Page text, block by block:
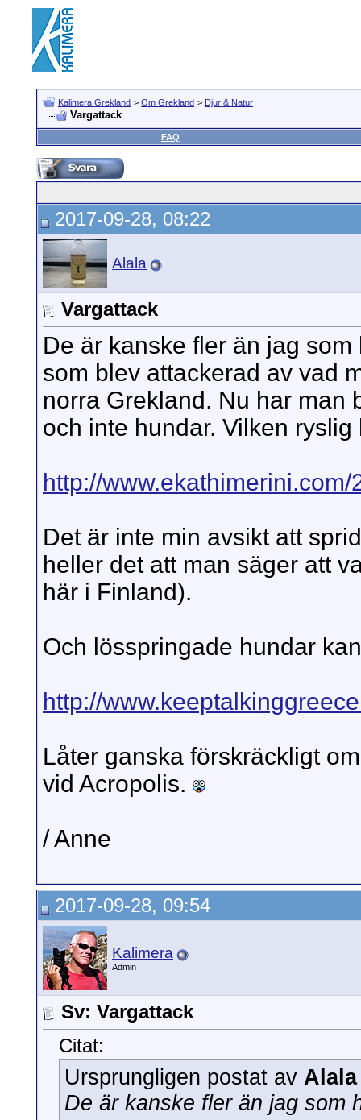
Kalimera Grekland > Om Grekland > Djur & Natur
Vargattack
FAQ
2017-09-28, 08:22
Alala
Vargattack
De är kanske fler än jag
som blev attackerad av vad
norra Grekland. Nu har man
och inte hundar. Vilken ryslig
http://
Det är inte min avsikt att
heller det att man säger att
här i Finland).
Och lösspringade hundar
http://
Låter ganska förskräckligt
vid Acropolis.
/ Anne
2017-09-28, 09:54
Kalimera
Admin
Sv: Vargattack
Citat:
Ursprungligen postat av Alala
De är kanske fler än jag som